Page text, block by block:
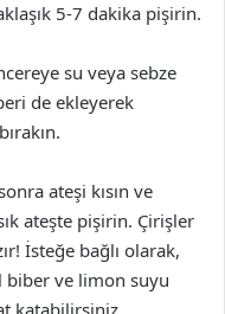
5-7 dakika pişirin.
su veya sebze
de ekleyerek
ateşi kısın ve
ateşte pişirin. Çirişler
İsteğe bağlı olarak,
ve limon suyu
katabilirsiniz.